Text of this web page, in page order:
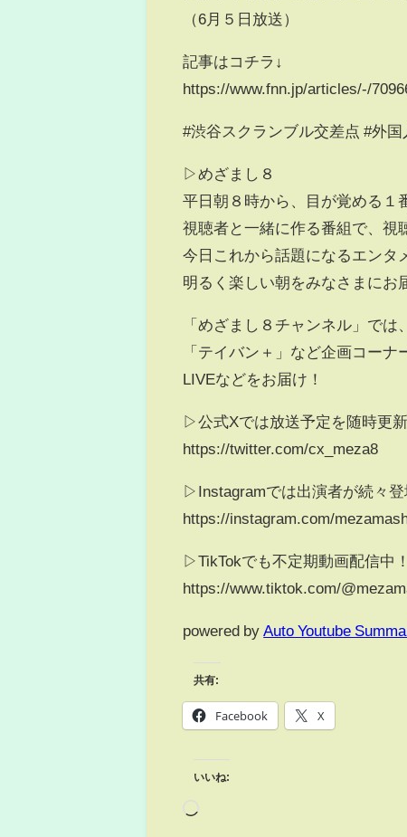
（6月５日放送）
記事はコチラ↓
https://www.fnn.jp/articles/-/
#渋谷スクランブル交差点 #外
▷めざまし８
平日朝８時から、目が覚める１
視聴者と一緒に作る番組で、視
今日これから話題になるエンタ
明るく楽しい朝をみなさまにお
「めざまし８チャンネル」では、
「テイバン＋」など企画コー
LIVEなどをお届け！
▷公式Xでは放送予定を随時更新
https://twitter.com/cx_meza8
▷Instagramでは出演者が続々登
https://instagram.com/
▷TikTokでも不定期動画配信中！
https://www.tiktok.com/
powered by Auto Youtube
共有:
Facebook X
いいね: